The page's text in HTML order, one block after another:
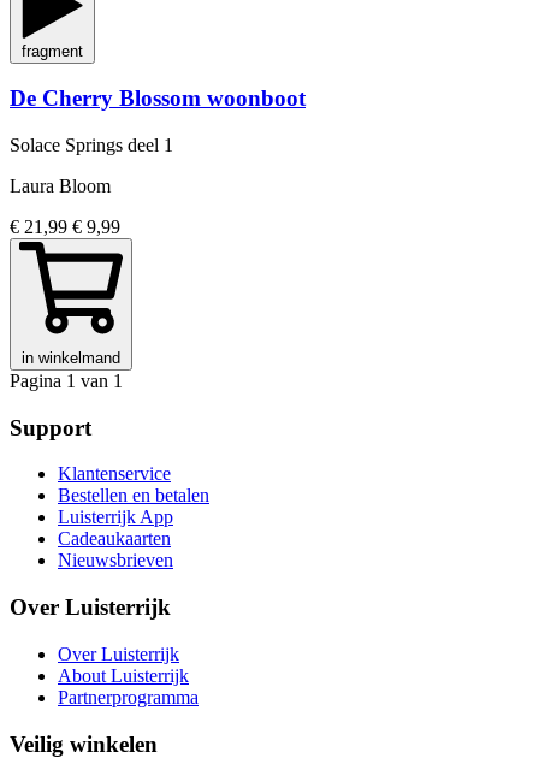
fragment
De Cherry Blossom woonboot
Solace Springs deel 1
Laura Bloom
€ 21,99 € 9,99
in winkelmand
Pagina 1 van 1
Support
Klantenservice
Bestellen en betalen
Luisterrijk App
Cadeaukaarten
Nieuwsbrieven
Over Luisterrijk
Over Luisterrijk
About Luisterrijk
Partnerprogramma
Veilig winkelen